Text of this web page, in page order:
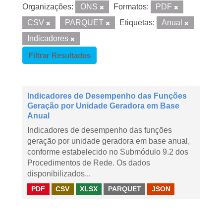
Organizações: ONS Formatos:
PDF
CSV
PARQUET Etiquetas:
Anual
Indicadores
Filtrar Resultados
Indicadores de Desempenho das Funções
Geração por Unidade Geradora em Base
Anual
Indicadores de desempenho das funções
geração por unidade geradora em base anual,
conforme estabelecido no Submódulo 9.2 dos
Procedimentos de Rede. Os dados
disponibilizados...
PDF CSV XLSX PARQUET JSON